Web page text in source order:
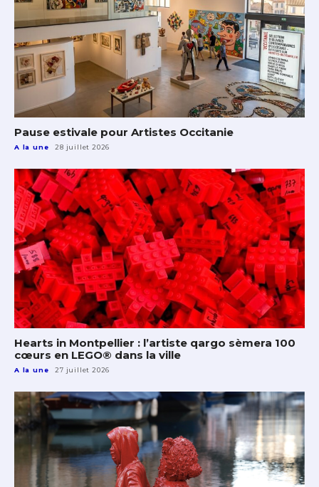
Pause estivale pour Artistes Occitanie
A la une 28 juillet 2026
Hearts in Montpellier : l’artiste qargo sèmera 100
cœurs en LEGO® dans la ville
A la une 27 juillet 2026